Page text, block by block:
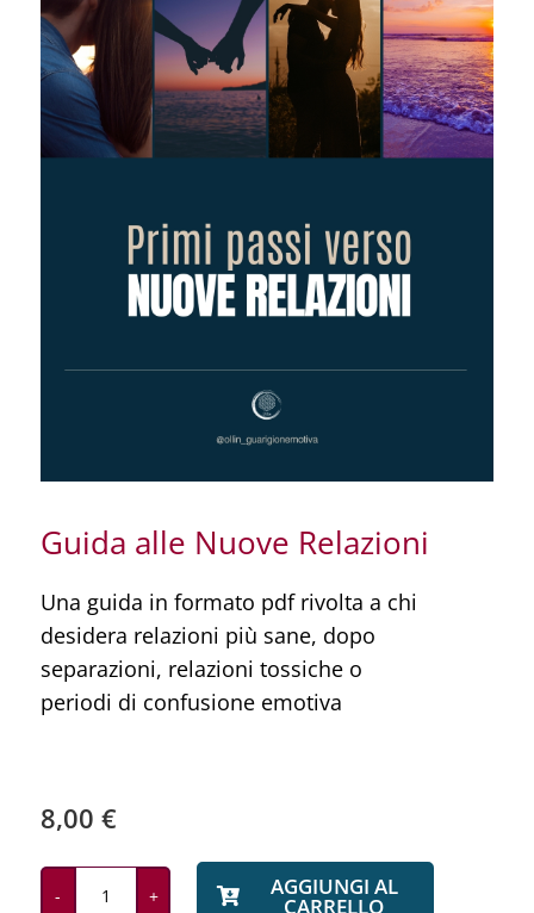
RISORSE GRATUITE
IL MIO ACCOUNT
CARRELLO
Guida alle Nuove Relazioni
Una guida in formato pdf rivolta a chi
desidera relazioni più sane, dopo
separazioni, relazioni tossiche o
periodi di confusione emotiva
8,00 €
AGGIUNGI AL
CARRELLO